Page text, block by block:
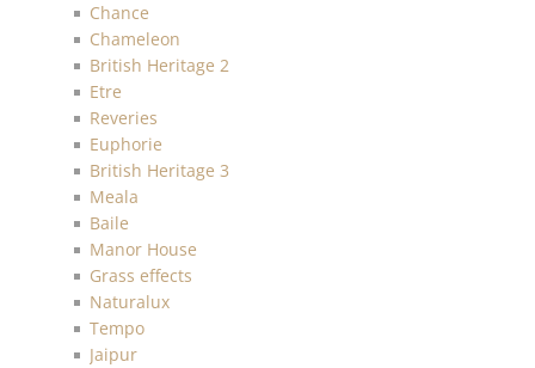
Chance
Chameleon
British Heritage 2
Etre
Reveries
Euphorie
British Heritage 3
Meala
Baile
Manor House
Grass effects
Naturalux
Tempo
Jaipur